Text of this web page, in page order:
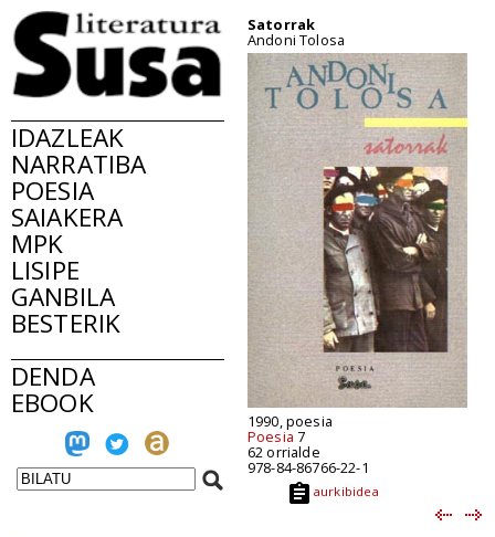
IDAZLEAK
NARRATIBA
POESIA
SAIAKERA
MPK
LISIPE
GANBILA
BESTERIK
DENDA
EBOOK
Satorrak
Andoni Tolosa
1990, poesia
Poesia 7
62 orrialde
978-84-86766-22-1
aurkibidea